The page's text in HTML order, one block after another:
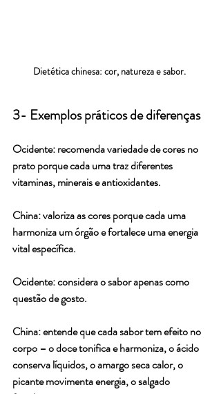
Dietética chinesa: cor, natureza e sabor.
3- Exemplos práticos de diferenças
Ocidente: recomenda variedade de cores no
prato porque cada uma traz diferentes
vitaminas, minerais e antioxidantes.
China: valoriza as cores porque cada uma
harmoniza um órgão e fortalece uma energia
vital específica.
Ocidente: considera o sabor apenas como
questão de gosto.
China: entende que cada sabor tem efeito no
corpo – o doce tonifica e harmoniza, o ácido
conserva líquidos, o amargo seca calor, o
picante movimenta energia, o salgado